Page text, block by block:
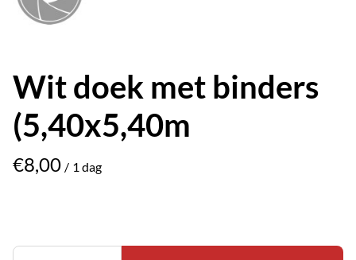
Wit doek met binders
(5,40x5,40m
/